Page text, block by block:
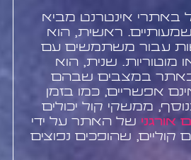
באתרי אינטרנט מביא
ראשית, הוא
עבור משתמשים עם
מוטוריות. שנית, הוא
במצבים שבהם
אפשריים, כמו בזמן
ממשקי קול יכולים
אורגני של האתר על ידי
שהופכים נפוצים